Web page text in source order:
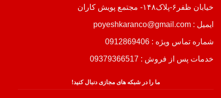
خیابان ظفر۶-پلاک۱۴۸- مجتمع پویش کاران
ایمیل : poyeshkaranco@gmail.com
شماره تماس ویژه : 0912869406
خدمات پس از فروش : 09379366517
ما را در شبکه های مجازی دنبال کنید!